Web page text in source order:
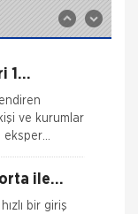
Acentelerini
1
ve kurumlar
eksper
ile
bir giriş